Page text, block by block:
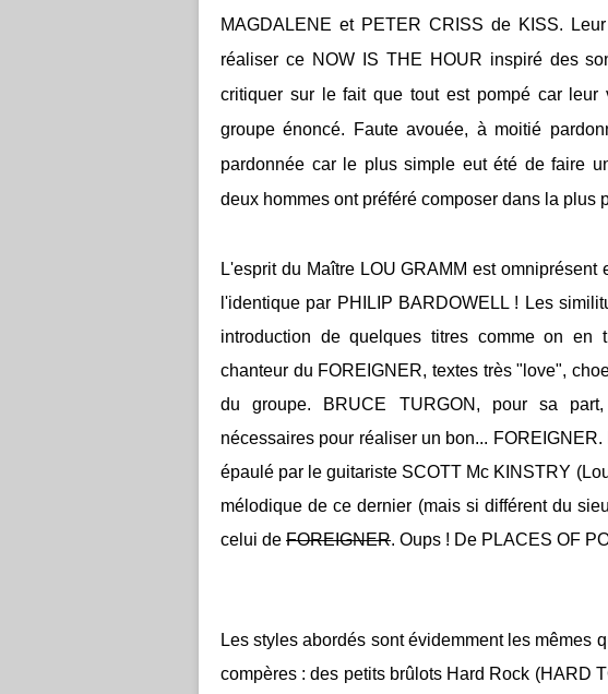
MAGDALENE et PETER CRISS de KISS.
réaliser ce NOW IS THE HOUR inspiré des
critiquer sur le fait que tout est pompé car
groupe énoncé. Faute avouée, à moitié
pardonnée car le plus simple eut été de faire
deux hommes ont préféré composer dans la plus
L'esprit du Maître LOU GRAMM est
l'identique par PHILIP BARDOWELL ! Les
introduction de quelques titres comme on
chanteur du FOREIGNER, textes très "love",
du groupe. BRUCE TURGON, pour sa
nécessaires pour réaliser un bon...
épaulé par le guitariste SCOTT Mc KINSTRY
mélodique de ce dernier (mais si différent du
celui de FOREIGNER. Oups ! De PLACES OF
Les styles abordés sont évidemment les mêmes
compères : des petits brûlots Hard Rock (HARD